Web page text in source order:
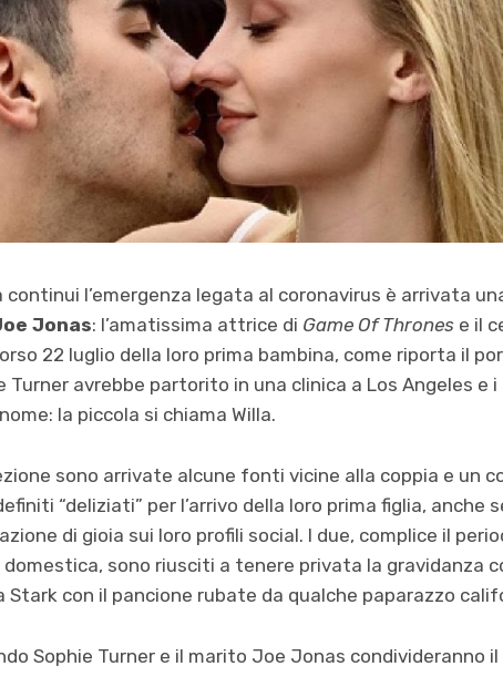
l’emergenza legata al coronavirus è arrivata
Jonas: l’amatissima attrice di Game Of Thrones e il
22 luglio della loro prima bambina, come riporta il
Turner avrebbe partorito in una clinica a Los Angeles e
la piccola si chiama Willa.
sono arrivate alcune fonti vicine alla coppia e un
“deliziati” per l’arrivo della loro prima figlia, anche
di gioia sui loro profili social. I due, complice il
sono riusciti a tenere privata la gravidanza
Stark con il pancione rubate da qualche paparazzo
Sophie Turner e il marito Joe Jonas condivideranno